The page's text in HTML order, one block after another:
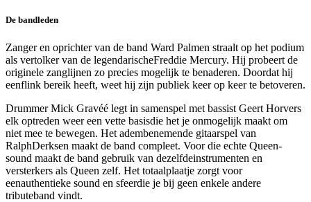
De bandleden
Zanger en oprichter van de band Ward Palmen straalt op het podium
als vertolker van de legendarischeFreddie Mercury. Hij probeert de
originele zanglijnen zo precies mogelijk te benaderen. Doordat hij
eenflink bereik heeft, weet hij zijn publiek keer op keer te betoveren.
Drummer Mick Gravéé legt in samenspel met bassist Geert Horvers
elk optreden weer een vette basisdie het je onmogelijk maakt om
niet mee te bewegen. Het adembenemende gitaarspel van
RalphDerksen maakt de band compleet. Voor die echte Queen-
sound maakt de band gebruik van dezelfdeinstrumenten en
versterkers als Queen zelf. Het totaalplaatje zorgt voor
eenauthentieke sound en sfeerdie je bij geen enkele andere
tributeband vindt.